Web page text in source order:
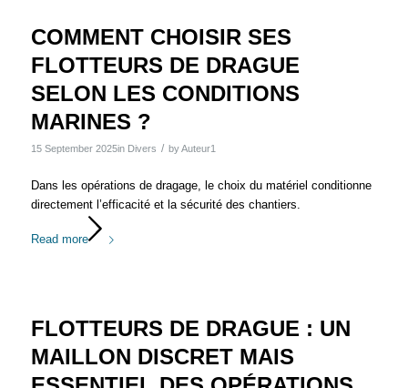
COMMENT CHOISIR SES
FLOTTEURS DE DRAGUE
SELON LES CONDITIONS
MARINES ?
15 September 2025in Divers / byAuteur1
Dans les opérations de dragage, le choix du matériel conditionne
directement l’efficacité et la sécurité des chantiers.
Read more
FLOTTEURS DE DRAGUE : UN
MAILLON DISCRET MAIS